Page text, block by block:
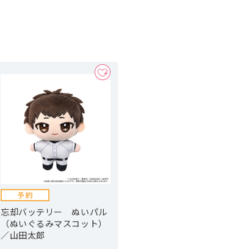
忘却バッテリー ぬいパル
（ぬいぐるみマスコット）
／山田太郎